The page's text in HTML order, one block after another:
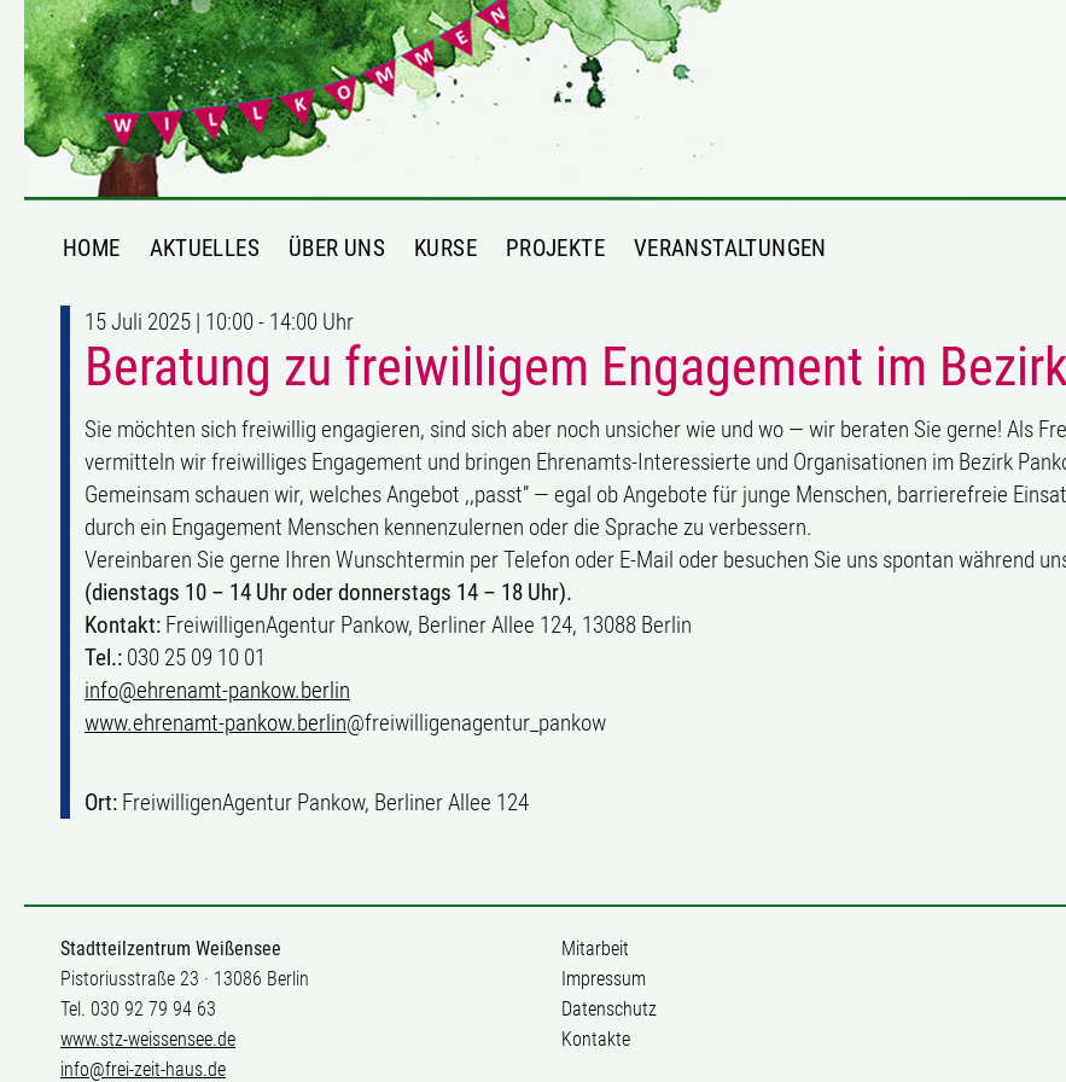
HOME AKTUELLES ÜBER UNS KURSE PROJEKTE VERANSTALTUNGEN
15 Juli 2025 | 10:00 - 14:00 Uhr
Beratung zu freiwilligem Engagement im
Sie möchten sich freiwillig engagieren, sind sich aber noch unsicher wie und wo — wir beraten Sie gerne! Als
vermitteln wir freiwilliges Engagement und bringen Ehrenamts-Interessierte und Organisationen im Bezirk
Gemeinsam schauen wir, welches Angebot ,,passt’’ — egal ob Angebote für junge Menschen, barrierefreie
durch ein Engagement Menschen kennenzulernen oder die Sprache zu verbessern.
Vereinbaren Sie gerne Ihren Wunschtermin per Telefon oder E-Mail oder besuchen Sie uns spontan während
(dienstags 10 – 14 Uhr oder donnerstags 14 – 18 Uhr).
Kontakt: FreiwilligenAgentur Pankow, Berliner Allee 124, 13088 Berlin
Tel.: 030 25 09 10 01
info@ehrenamt-pankow.berlin
www.ehrenamt-pankow.berlin@freiwilligenagentur_pankow
Ort: FreiwilligenAgentur Pankow, Berliner Allee 124
Stadtteilzentrum Weißensee
Pistoriusstraße 23 · 13086 Berlin
Tel. 030 92 79 94 63
www.stz-weissensee.de
info@frei-zeit-haus.de
Mitarbeit
Impressum
Datenschutz
Kontakte